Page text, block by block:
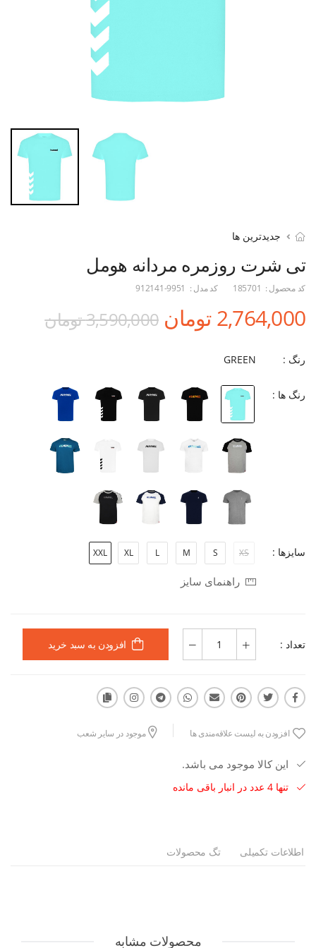
جدیدترین ها
تی شرت روزمره مردانه هومل
کد محصول : 185701 کد مدل : 912141-9951
2,764,000 تومان 3,590,000 تومان
رنگ : GREEN
رنگ ها :
سایزها : XS
S
M
L
XL
XXL
راهنمای سایز
تعداد : افزودن به سبد خرید
افزودن به لیست علاقه‌مندی ها موجود در سایر شعب
این کالا موجود می باشد.
تنها 4 عدد در انبار باقی مانده
اطلاعات تکمیلی تگ محصولات
محصولات مشابه